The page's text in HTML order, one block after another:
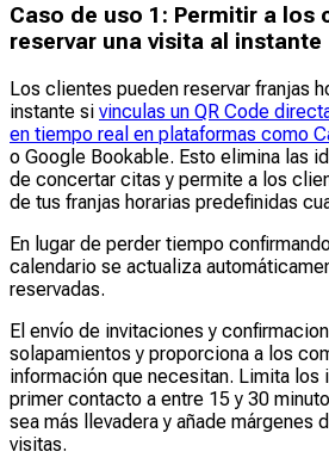
Caso de uso 1: Permitir a los
reservar una visita al instante
Los clientes pueden reservar franjas
instante si vinculas un QR Code
en tiempo real en plataformas como
o Google Bookable. Esto elimina las
de concertar citas y permite a los
de tus franjas horarias predefinidas
En lugar de perder tiempo
calendario se actualiza
reservadas.
El envío de invitaciones y
solapamientos y proporciona a los
información que necesitan. Limita los
primer contacto a entre 15 y 30
sea más llevadera y añade márgenes
visitas.